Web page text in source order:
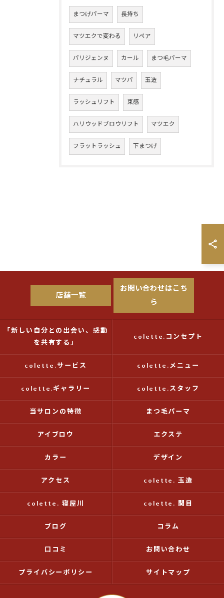
まつげパーマ 長持ち
マツエクで変わる リペア
パリジェンヌ カール まつ毛パーマ
ナチュラル マツパ 玉造
ラッシュリフト 束感
ハリウッドブロウリフト マツエク
フラットラッシュ 下まつげ
店舗一覧
お問い合わせはこち
ら
「新しい自分との出会い、感動
を共有する」
colette.コンセプト
colette.サービス colette.メニュー
colette.ギャラリー colette.スタッフ
当サロンの特徴 まつ毛パーマ
アイブロウ エクステ
カラー デザイン
アクセス colette. 玉造
colette. 寝屋川 colette. 関目
ブログ コラム
口コミ お問い合わせ
プライバシーポリシー サイトマップ